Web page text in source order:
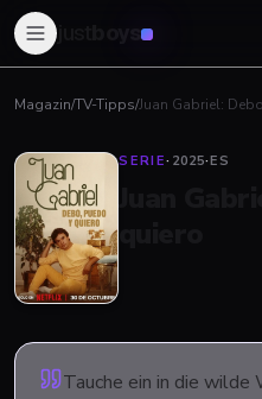
boys
Magazin/TV-Tipps/Juan Gabriel:
SERIE· 2025·ES
Tauche ein in die